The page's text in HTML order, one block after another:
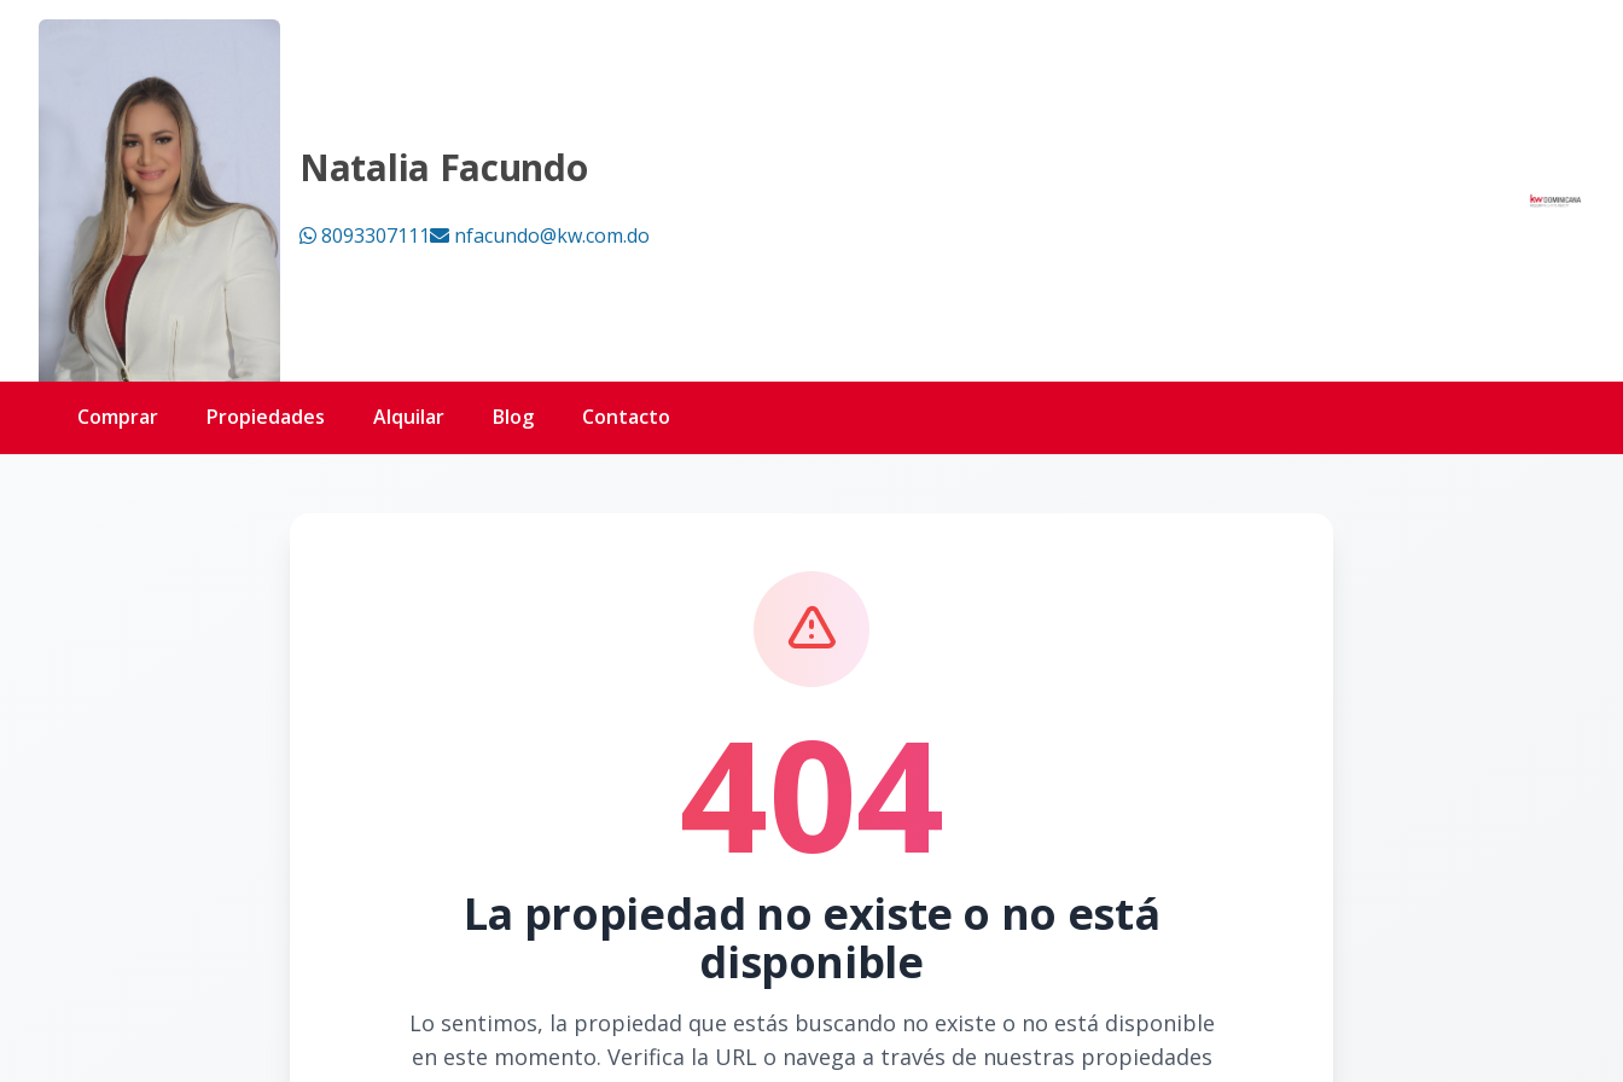
Natalia Facundo
8093307111 nfacundo@kw.com.do
Comprar Propiedades Alquilar Blog Contacto
404
La propiedad no existe o no está
disponible
Lo sentimos, la propiedad que estás buscando no existe o no está disponible
en este momento. Verifica la URL o navega a través de nuestras propiedades
Página no encontrada - KW DOMINICANA